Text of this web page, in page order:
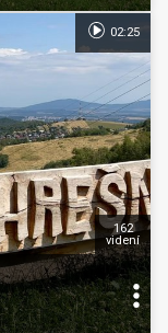
162
videní
02:25